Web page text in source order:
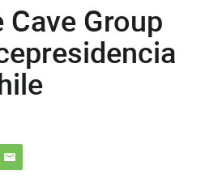
Group